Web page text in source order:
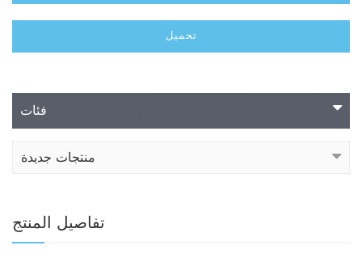
تحميل
فئات
منتجات جديدة
تفاصيل المنتج